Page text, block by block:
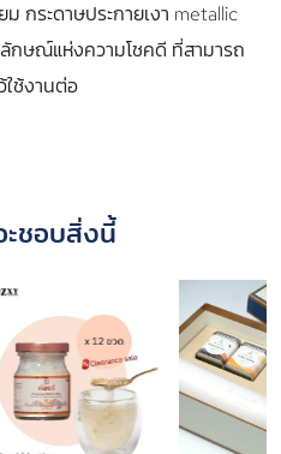
กระดาษประกายเงา metallic
กษณ์แห่งความโชคดี ที่สามารถ
ใช้งานต่อ
ชอบสิ่งนี้